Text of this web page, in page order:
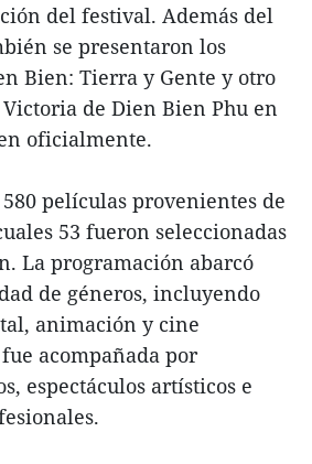
del festival. Además del
se presentaron los
Bien: Tierra y Gente y otro
de Dien Bien Phu en
oficialmente.
películas provenientes de
53 fueron seleccionadas
La programación abarcó
de géneros, incluyendo
animación y cine
acompañada por
espectáculos artísticos e